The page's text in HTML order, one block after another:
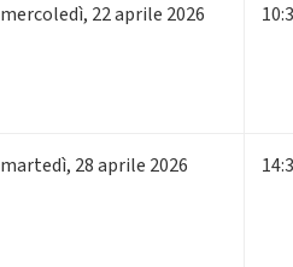
mercoledì, 22aprile 2026
martedì, 28aprile 2026